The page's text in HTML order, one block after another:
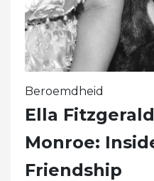
Beroemdheid
Ella
Monroe:
Friendship